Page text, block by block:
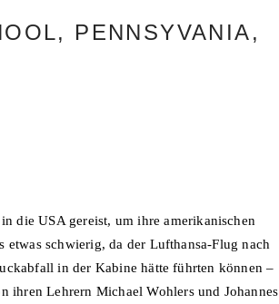
PENNSYVANIA,
die USA gereist, um ihre amerikanischen
schwierig, da der Lufthansa-Flug nach
in der Kabine hätte führten können –
ihren Lehrern Michael Wohlers und Johannes